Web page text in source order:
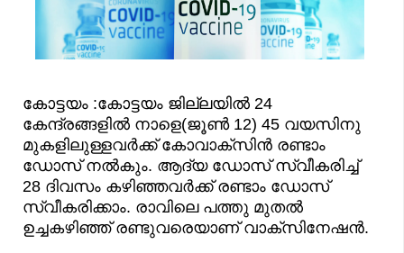
കോട്ടയം :കോട്ടയം ജില്ലയില്‍ 24
കേന്ദ്രങ്ങളില്‍ നാളെ(ജൂണ്‍ 12) 45 വയസിനു
മുകളിലുള്ളവര്‍ക്ക് കോവാക്സിന്‍ രണ്ടാം
ഡോസ് നല്‍കും. ആദ്യ ഡോസ് സ്വീകരിച്ച്
28 ദിവസം കഴിഞ്ഞവര്‍ക്ക് രണ്ടാം ഡോസ്
സ്വീകരിക്കാം. രാവിലെ പത്തു മുതല്‍
ഉച്ചകഴിഞ്ഞ് രണ്ടുവരെയാണ് വാക്സിനേഷന്‍.